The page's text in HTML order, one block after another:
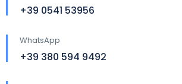
+39 0541 53956
WhatsApp
+39 380 594 9492